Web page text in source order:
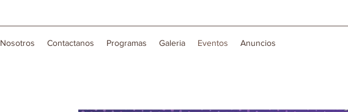
Nosotros Contactanos Programas Galeria Eventos Anuncios